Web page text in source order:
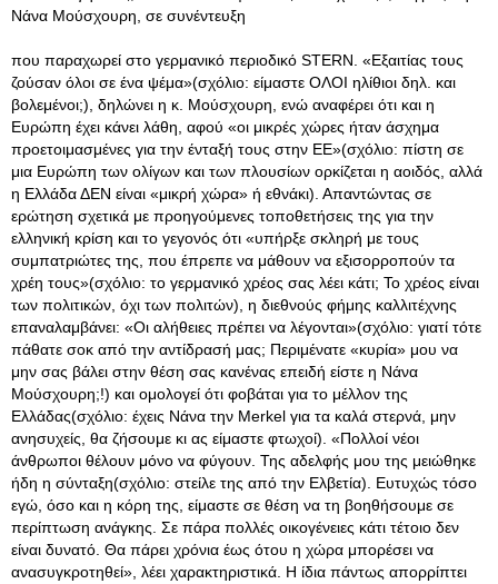
Νάνα Μούσχουρη, σε συνέντευξη
που παραχωρεί στο γερμανικό περιοδικό STERN. «Εξαιτίας τους
ζούσαν όλοι σε ένα ψέμα»(σχόλιο: είμαστε ΟΛΟΙ ηλίθιοι δηλ. και
βολεμένοι;), δηλώνει η κ. Μούσχουρη, ενώ αναφέρει ότι και η
Ευρώπη έχει κάνει λάθη, αφού «οι μικρές χώρες ήταν άσχημα
προετοιμασμένες για την ένταξή τους στην ΕΕ»(σχόλιο: πίστη σε
μια Ευρώπη των ολίγων και των πλουσίων ορκίζεται η αοιδός, αλλά
η Ελλάδα ΔΕΝ είναι «μικρή χώρα» ή εθνάκι). Απαντώντας σε
ερώτηση σχετικά με προηγούμενες τοποθετήσεις της για την
ελληνική κρίση και το γεγονός ότι «υπήρξε σκληρή με τους
συμπατριώτες της, που έπρεπε να μάθουν να εξισορροπούν τα
χρέη τους»(σχόλιο: το γερμανικό χρέος σας λέει κάτι; Το χρέος είναι
των πολιτικών, όχι των πολιτών), η διεθνούς φήμης καλλιτέχνης
επαναλαμβάνει: «Οι αλήθειες πρέπει να λέγονται»(σχόλιο: γιατί τότε
πάθατε σοκ από την αντίδρασή μας; Περιμένατε «κυρία» μου να
μην σας βάλει στην θέση σας κανένας επειδή είστε η Νάνα
Μούσχουρη;!) και ομολογεί ότι φοβάται για το μέλλον της
Ελλάδας(σχόλιο: έχεις Νάνα την Merkel για τα καλά στερνά, μην
ανησυχείς, θα ζήσουμε κι ας είμαστε φτωχοί). «Πολλοί νέοι
άνθρωποι θέλουν μόνο να φύγουν. Της αδελφής μου της μειώθηκε
ήδη η σύνταξη(σχόλιο: στείλε της από την Ελβετία). Ευτυχώς τόσο
εγώ, όσο και η κόρη της, είμαστε σε θέση να τη βοηθήσουμε σε
περίπτωση ανάγκης. Σε πάρα πολλές οικογένειες κάτι τέτοιο δεν
είναι δυνατό. Θα πάρει χρόνια έως ότου η χώρα μπορέσει να
ανασυγκροτηθεί», λέει χαρακτηριστικά. Η ίδια πάντως απορρίπτει